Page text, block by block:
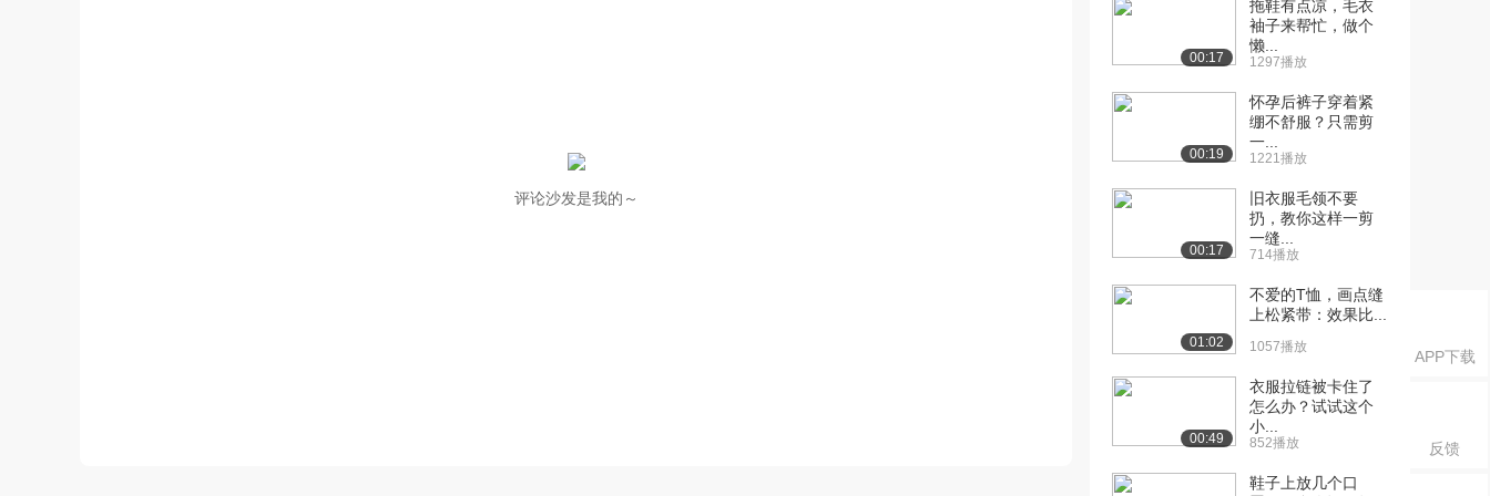
APP下载
反馈
评论沙发是我的～
00:17
拖鞋有点凉，毛衣
袖子来帮忙，做个
懒...
1297播放
00:19
怀孕后裤子穿着紧
绷不舒服？只需剪
一...
1221播放
00:17
旧衣服毛领不要
扔，教你这样一剪
一缝...
714播放
01:02
不爱的T恤，画点缝
上松紧带：效果比...
1057播放
00:49
衣服拉链被卡住了
怎么办？试试这个
小...
852播放
鞋子上放几个口